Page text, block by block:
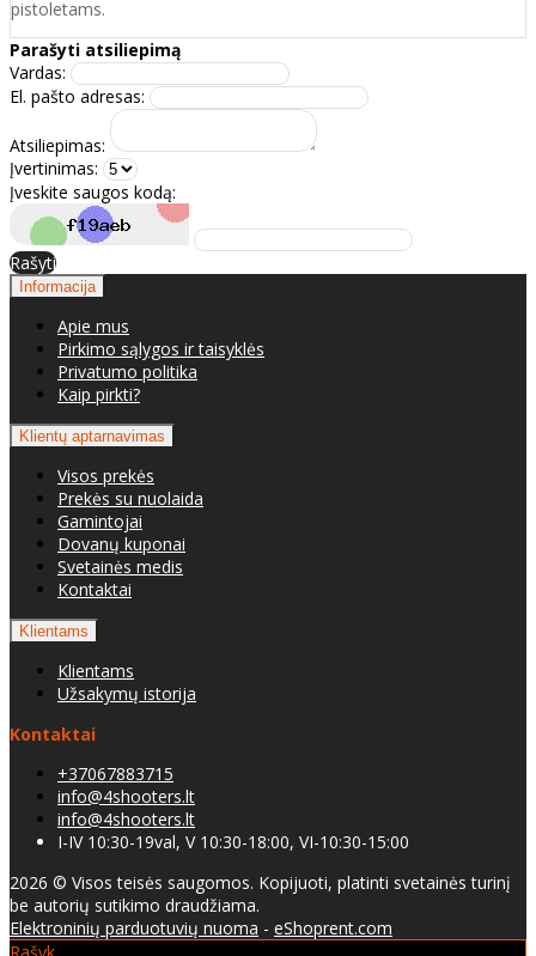
pistoletams.
Parašyti atsiliepimą
Vardas:
El. pašto adresas:
Atsiliepimas:
Įvertinimas:
Įveskite saugos kodą:
Rašyti
Informacija
Apie mus
Pirkimo sąlygos ir taisyklės
Privatumo politika
Kaip pirkti?
Klientų aptarnavimas
Visos prekės
Prekės su nuolaida
Gamintojai
Dovanų kuponai
Svetainės medis
Kontaktai
Klientams
Klientams
Užsakymų istorija
Kontaktai
+37067883715
info@4shooters.lt
info@4shooters.lt
I-IV 10:30-19val, V 10:30-18:00, VI-10:30-15:00
2026 © Visos teisės saugomos. Kopijuoti, platinti svetainės turinį
be autorių sutikimo draudžiama.
Elektroninių parduotuvių nuoma - eShoprent.com